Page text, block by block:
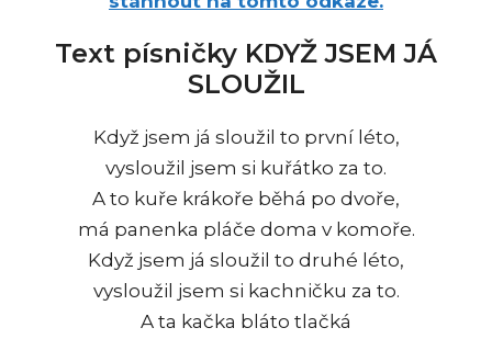
Text písničky KDYŽ JSEM JÁ
SLOUŽIL
Když jsem já sloužil to první léto,
vysloužil jsem si kuřátko za to.
A to kuře krákoře běhá po dvoře,
má panenka pláče doma v komoře.
Když jsem já sloužil to druhé léto,
vysloužil jsem si kachničku za to.
A ta kačka bláto tlačká